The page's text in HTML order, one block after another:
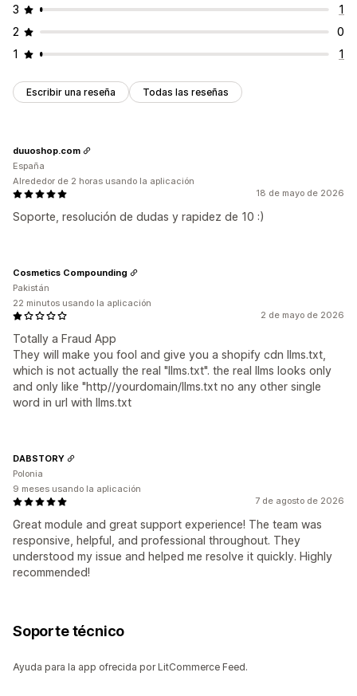
3
1
2
0
1
1
Escribir una reseña Todas las reseñas
18 de mayo de 2026
Soporte, resolución de dudas y rapidez de 10 :)
duuoshop.com
España
Alrededor de 2 horas usando la aplicación
2 de mayo de 2026
Totally a Fraud App
They will make you fool and give you a shopify cdn llms.txt,
which is not actually the real "llms.txt". the real llms looks only
and only like "http//yourdomain/llms.txt no any other single
word in url with llms.txt
Cosmetics Compounding
Pakistán
22 minutos usando la aplicación
7 de agosto de 2026
Great module and great support experience! The team was
responsive, helpful, and professional throughout. They
understood my issue and helped me resolve it quickly. Highly
recommended!
DABSTORY
Polonia
9 meses usando la aplicación
Soporte técnico
Ayuda para la app ofrecida por LitCommerce Feed.